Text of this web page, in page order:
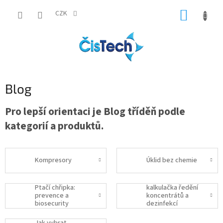
CZK
Blog
Pro lepší orientaci je Blog tříděň podle
kategorií a produktů.
Kompresory Úklid bez chemie
Ptačí chřipka:
prevence a
biosecurity
kalkulačka ředění
koncentrátů a
dezinfekcí